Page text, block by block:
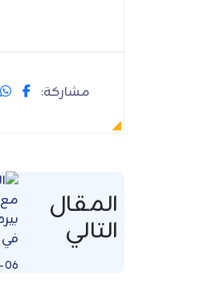
مشاركة:
المقال
التالي
06